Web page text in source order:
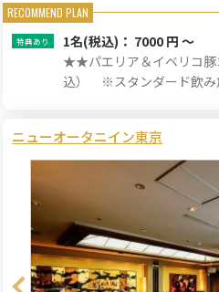
1名(税込)： 7000 円 ～
★★パエリア＆イベリコ
込） ※スタンダード飲み
ニューオータニイン東京